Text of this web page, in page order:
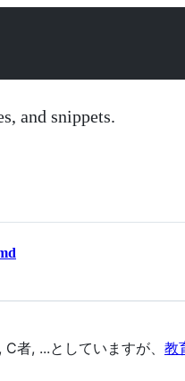
and snippets.
者, ...としていますが、 教